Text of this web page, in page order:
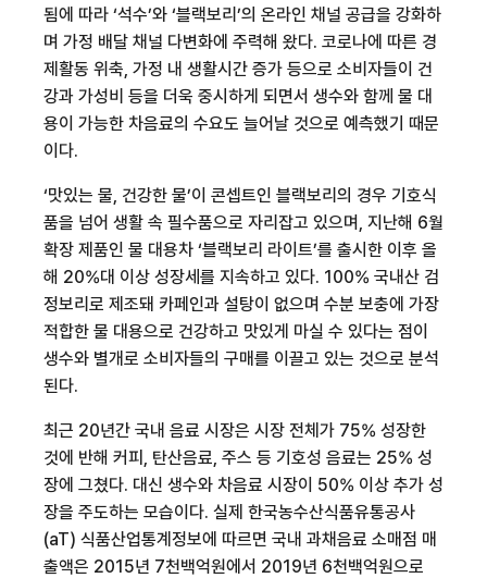
됨에 따라 ‘석수’와 ‘블랙보리’의 온라인 채널 공급을 강화하
며 가정 배달 채널 다변화에 주력해 왔다. 코로나에 따른 경
제활동 위축, 가정 내 생활시간 증가 등으로 소비자들이 건
강과 가성비 등을 더욱 중시하게 되면서 생수와 함께 물 대
용이 가능한 차음료의 수요도 늘어날 것으로 예측했기 때문
이다.
‘맛있는 물, 건강한 물’이 콘셉트인 블랙보리의 경우 기호식
품을 넘어 생활 속 필수품으로 자리잡고 있으며 , 지난해 6월
확장 제품인 물 대용차 ‘블랙보리 라이트’를 출시한 이후 올
해 20%대 이상 성장세를 지속하고 있다. 100% 국내산 검
정보리로 제조돼 카페인과 설탕이 없으며 수분 보충에 가장
적합한 물 대용으로 건강하고 맛있게 마실 수 있다는 점이
생수와 별개로 소비자들의 구매를 이끌고 있는 것으로 분석
된다.
최근 20년간 국내 음료 시장은 시장 전체가 75% 성장한
것에 반해 커피 , 탄산음료, 주스 등 기호성 음료는 25% 성
장에 그쳤다. 대신 생수와 차음료 시장이 50% 이상 추가 성
장을 주도하는 모습이다. 실제 한국농수산식품유통공사
(aT) 식품산업통계정보에 따르면 국내 과채음료 소매점 매
출액은 2015년 7천백억원에서 2019년 6천백억원으로